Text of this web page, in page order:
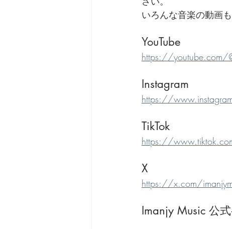
いろんな音楽の動画
YouTube
https://youtube.com/
Instagram
https://
TikTok
https://
X
https://x.com/
Imanjy Music 公